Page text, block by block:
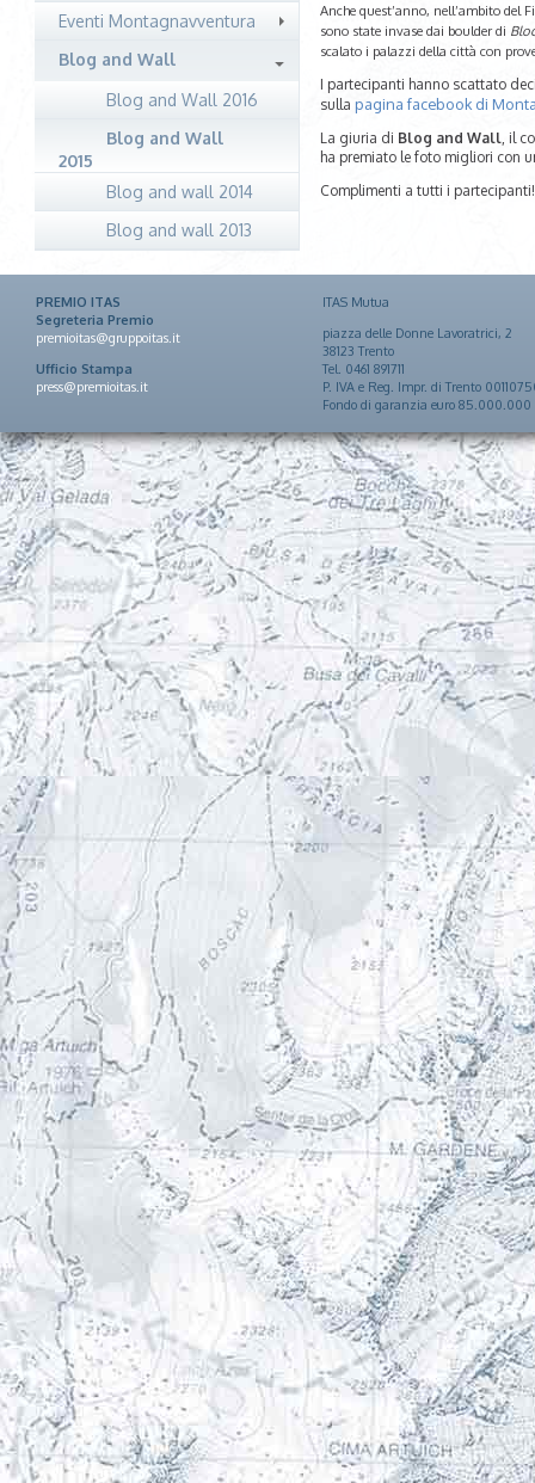
Eventi Montagnavventura
Blog and Wall
Blog and Wall 2016
Blog and Wall
2015
Blog and wall 2014
Blog and wall 2013
Anche quest’anno, nell’ambito del
sono state invase dai boulder di
scalato i palazzi della città con
I partecipanti hanno scattato
sulla pagina facebook di
La giuria di Blog and Wall, il
ha premiato le foto migliori con
Complimenti a tutti i partecipanti!
PREMIO ITAS
Segreteria Premio
premioitas@gruppoitas.it
Ufficio Stampa
press@premioitas.it
ITAS Mutua
piazza delle Donne Lavoratrici, 2
38123 Trento
Tel. 0461 891711
P. IVA e Reg. Impr. di Trento
Fondo di garanzia euro 85.000.000